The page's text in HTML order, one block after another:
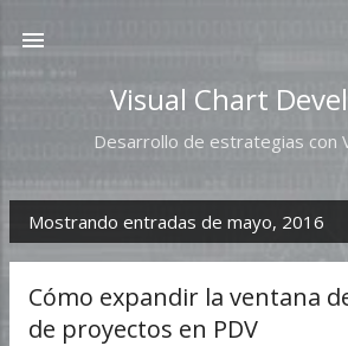
Visual Chart
Desarrollo de estrategias con
E
Mostrando entradas de mayo, 2016
Cómo expandir la ventana
de proyectos en PDV